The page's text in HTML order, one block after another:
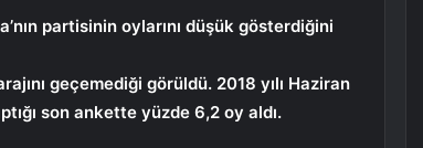
partisinin oylarını düşük gösterdiğini
geçemediği görüldü. 2018 yılı Haziran
son ankette yüzde 6,2 oy aldı.